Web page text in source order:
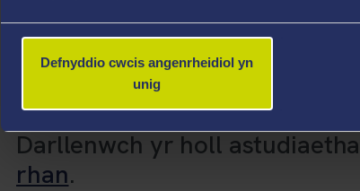
Defnyddio cwcis angenrheidiol yn
unig
Darllenwch yr holl
rhan.